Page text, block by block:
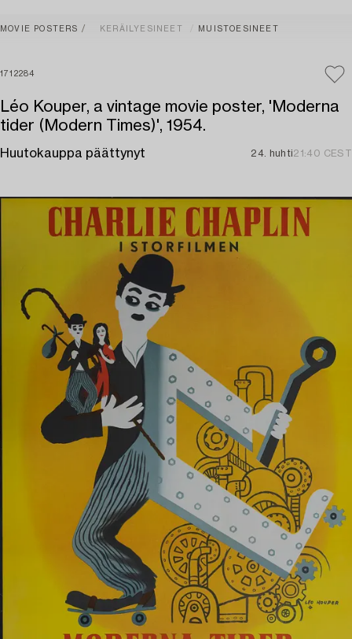
MOVIE POSTERS KERÄILYESINEET MUISTOESINEET
1712284
Léo Kouper, a vintage movie poster, 'Moderna
tider (Modern Times)', 1954.
Huutokauppa päättynyt 24. huhti21:40 CEST